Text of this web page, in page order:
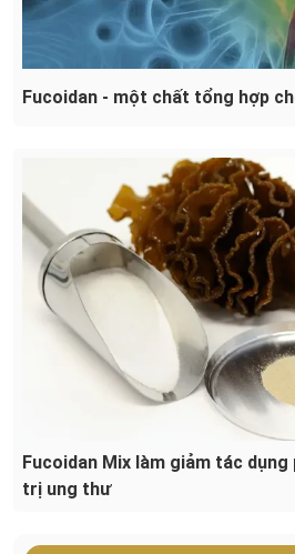
Fucoidan - một chất tổng hợp
Fucoidan Mix làm giảm tác
trị ung thư